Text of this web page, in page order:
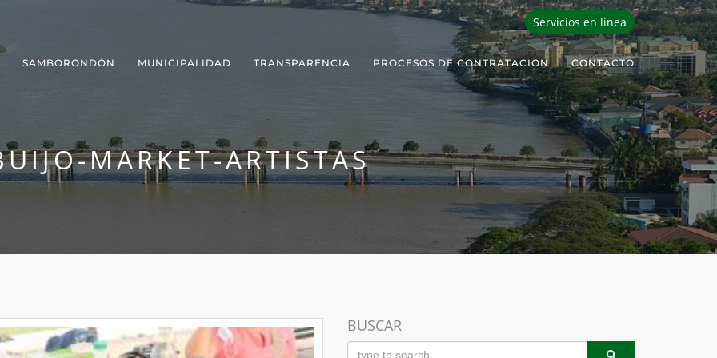
Servicios en línea
SAMBORONDÓN MUNICIPALIDAD TRANSPARENCIA PROCESOS DE CONTRATACION CONTACTO
MARKET-ARTISTAS
BUSCAR